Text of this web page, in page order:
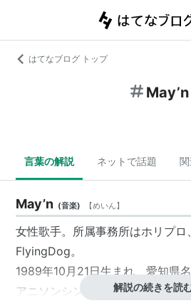
はてなブログ トップ
May’n
言葉の解説 ネットで話題
May’n (音楽) 【めいん】
女性歌手。所属事務所はホリプロ
FlyingDog。
1989年10月21日生まれ、愛知県名
アニソンシンガーとして国際的に
解説の続きを読